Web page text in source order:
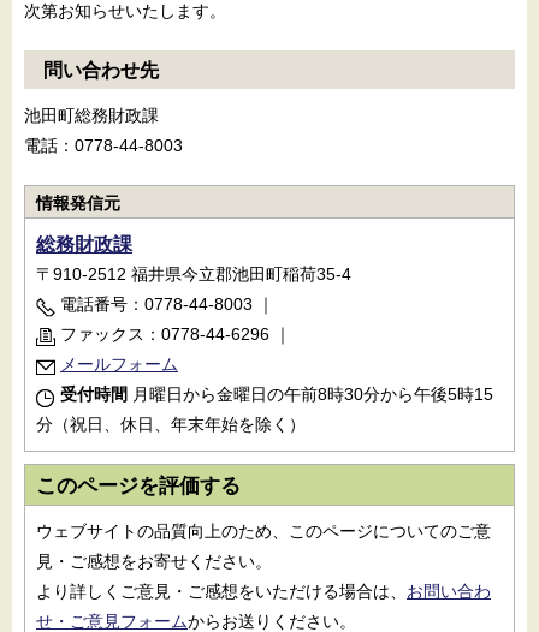
次第お知らせいたします。
問い合わせ先
池田町総務財政課
電話：0778-44-8003
情報発信元
総務財政課
〒910-2512 福井県今立郡池田町稲荷35-4
電話番号：0778-44-8003 ｜
ファックス：0778-44-6296 ｜
メールフォーム
受付時間 月曜日から金曜日の午前8時30分から午後5時15
分（祝日、休日、年末年始を除く）
このページを評価する
ウェブサイトの品質向上のため、このページについてのご意
見・ご感想をお寄せください。
より詳しくご意見・ご感想をいただける場合は、 お問い合わ
せ・ご意見フォームからお送りください。